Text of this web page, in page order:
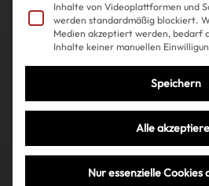
Inhalte von Videoplattformen und
werden standardmäßig blockiert.
Medien akzeptiert werden, bedarf
Inhalte keiner manuellen
Speichern
Alle
Nur essenzielle Cookies